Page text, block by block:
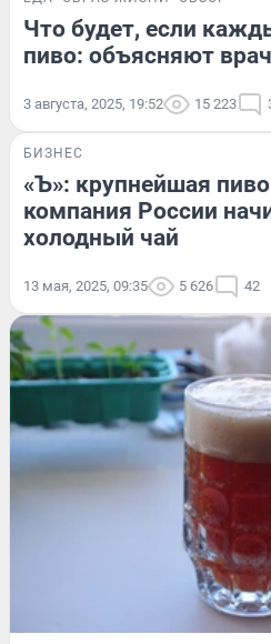
Что будет, если
пиво: объясняют
3 августа, 2025, 19:52 15 223
БИЗНЕС
«Ъ»: крупнейшая
компания России
холодный чай
13 мая, 2025, 09:35 5 626 42